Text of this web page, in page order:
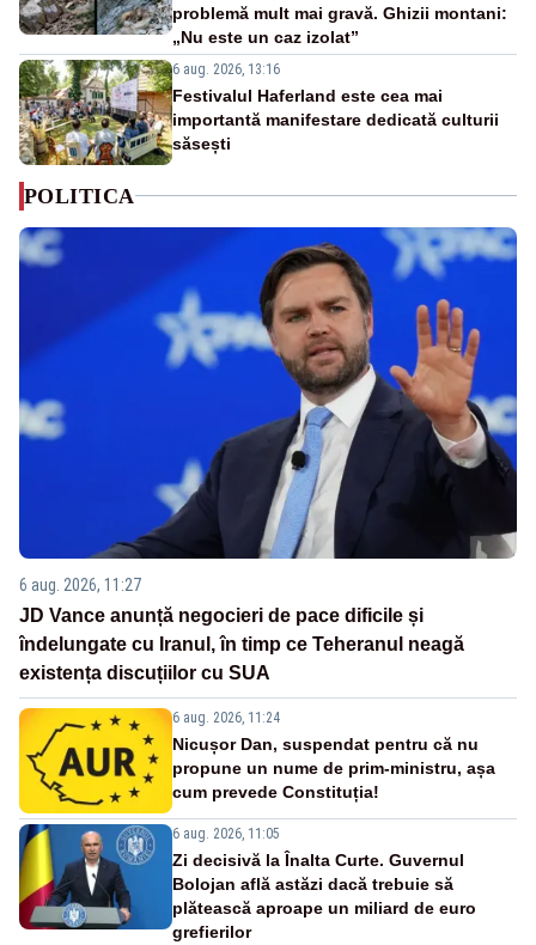
problemă mult mai gravă. Ghizii montani:
„Nu este un caz izolat”
6 aug. 2026, 13:16
Festivalul Haferland este cea mai
importantă manifestare dedicată culturii
săsești
POLITICA
6 aug. 2026, 11:27
JD Vance anunță negocieri de pace dificile și
îndelungate cu Iranul, în timp ce Teheranul neagă
existența discuțiilor cu SUA
6 aug. 2026, 11:24
Nicușor Dan, suspendat pentru că nu
propune un nume de prim-ministru, așa
cum prevede Constituția!
6 aug. 2026, 11:05
Zi decisivă la Înalta Curte. Guvernul
Bolojan află astăzi dacă trebuie să
plătească aproape un miliard de euro
grefierilor